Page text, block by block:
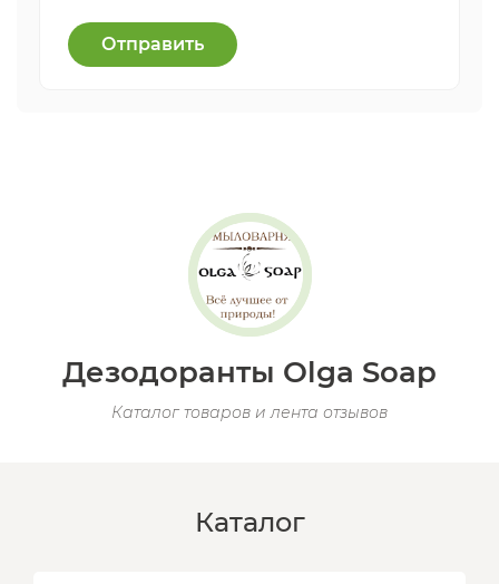
Отправить
Дезодоранты Olga Soap
Каталог товаров и лента отзывов
Каталог